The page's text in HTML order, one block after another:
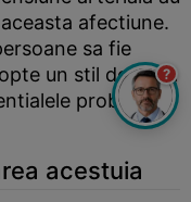
afectiune.
sa fie
un stil de viata
probleme.
acestuia
?